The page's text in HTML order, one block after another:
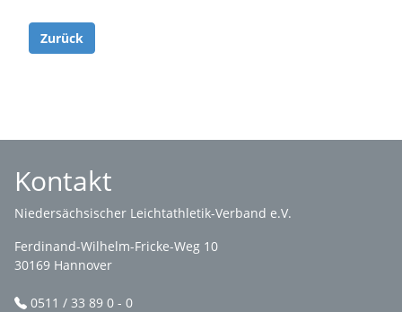
Zurück
Kontakt
Niedersächsischer Leichtathletik-Verband e.V.
Ferdinand-Wilhelm-Fricke-Weg 10
30169 Hannover
0511 / 33 89 0 - 0